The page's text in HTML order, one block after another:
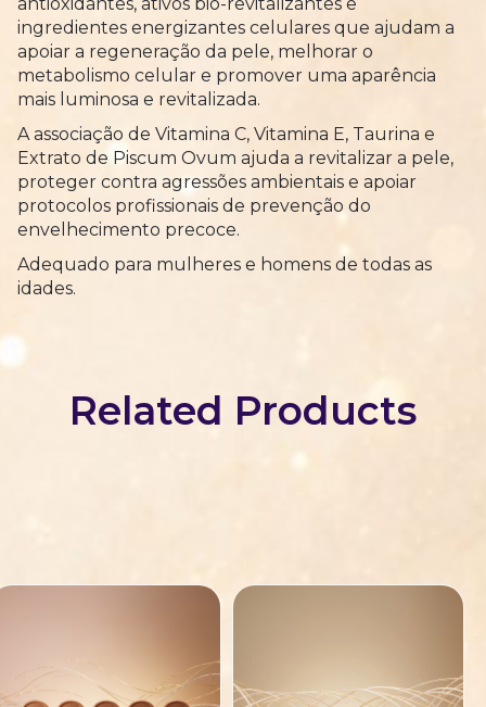
ingredientes energizantes celulares que ajudam a
apoiar a regeneração da pele, melhorar o
metabolismo celular e promover uma aparência
mais luminosa e revitalizada.
A associação de Vitamina C, Vitamina E, Taurina e
Extrato de Piscum Ovum ajuda a revitalizar a pele,
proteger contra agressões ambientais e apoiar
protocolos profissionais de prevenção do
envelhecimento precoce.
Adequado para mulheres e homens de todas as
idades.
Related Products